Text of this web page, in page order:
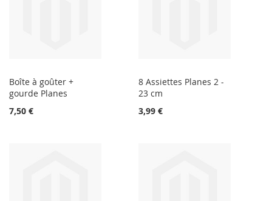
Boîte à goûter +
gourde Planes
7,50 €
8 Assiettes Planes 2 -
23 cm
3,99 €